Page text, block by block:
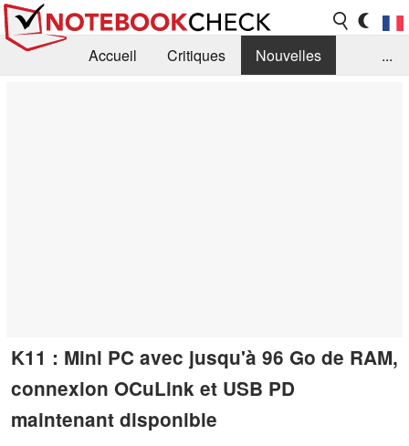
Accueil Critiques
Nouvelles
...
K11 : Mini PC avec jusqu'à 96 Go de RAM,
connexion OCuLink et USB PD
maintenant disponible